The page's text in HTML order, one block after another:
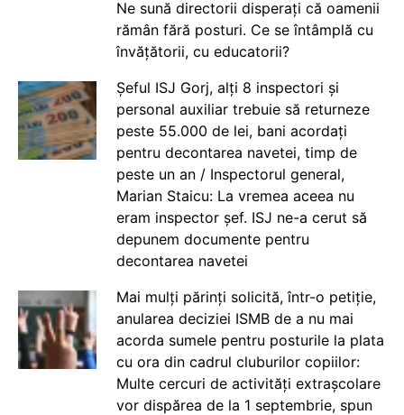
Ne sună directorii disperați că oamenii
rămân fără posturi. Ce se întâmplă cu
învățătorii, cu educatorii?
Șeful ISJ Gorj, alți 8 inspectori și
personal auxiliar trebuie să returneze
peste 55.000 de lei, bani acordați
pentru decontarea navetei, timp de
peste un an / Inspectorul general,
Marian Staicu: La vremea aceea nu
eram inspector șef. ISJ ne-a cerut să
depunem documente pentru
decontarea navetei
Mai mulți părinți solicită, într-o petiție,
anularea deciziei ISMB de a nu mai
acorda sumele pentru posturile la plata
cu ora din cadrul cluburilor copiilor:
Multe cercuri de activități extrașcolare
vor dispărea de la 1 septembrie, spun